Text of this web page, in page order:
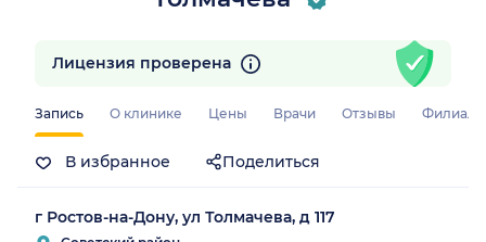
Запись О клинике Цены Врачи Отзывы Филиалы
В избранное Поделиться
Лицензия проверена
г Ростов-на-Дону, ул Толмачева, д 117